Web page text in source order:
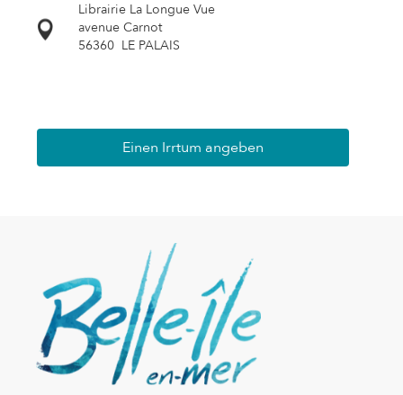
Librairie La Longue Vue
avenue Carnot
56360 LE PALAIS
Einen Irrtum angeben